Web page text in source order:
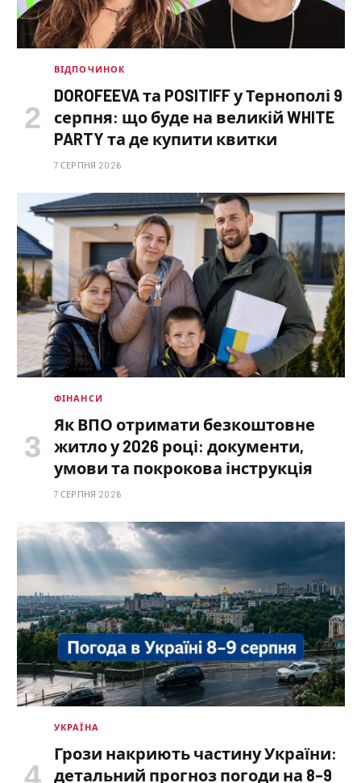
ВІДПОЧИНОК
DOROFEEVA та POSITIFF у Тернополі 9
серпня: що буде на великій WHITE
PARTY та де купити квитки
7 СЕРПНЯ 2026
ФІНАНСИ
Як ВПО отримати безкоштовне
житло у 2026 році: документи,
умови та покрокова інструкція
7 СЕРПНЯ 2026
УКРАЇНА
Грози накриють частину України:
детальний прогноз погоди на 8–9